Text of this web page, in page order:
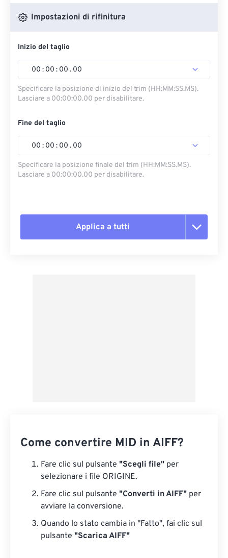
Impostazioni di rifinitura
Inizio del taglio
00 : 00 : 00 . 00
Specificare la posizione di inizio del trim (HH:MM:SS.MS).
Lasciare a 00:00:00.00 per disabilitare.
Fine del taglio
00 : 00 : 00 . 00
Specificare la posizione finale del trim (HH:MM:SS.MS).
Lasciare a 00:00:00.00 per disabilitare.
Applica a tutti
Come convertire MID in AIFF?
Fare clic sul pulsante "Scegli file" per
selezionare i file ORIGINE.
Fare clic sul pulsante "Converti in AIFF" per
avviare la conversione.
Quando lo stato cambia in "Fatto", fai clic sul
pulsante "Scarica AIFF"